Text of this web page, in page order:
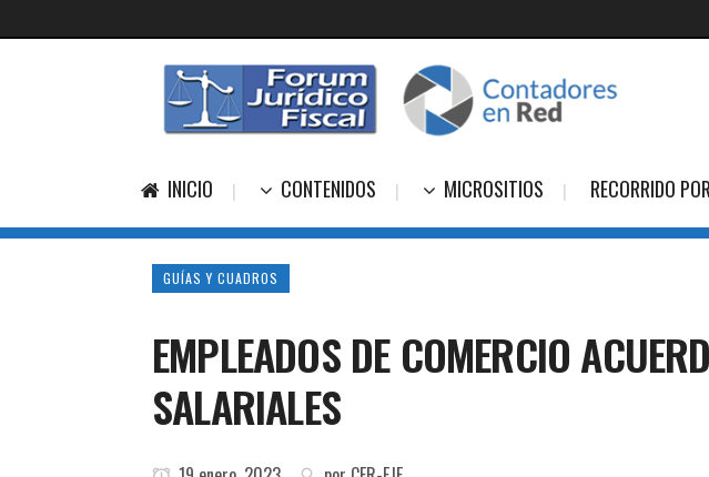
INICIO CONTENIDOS MICROSITIOS RECORRIDO
GUÍAS Y CUADROS
EMPLEADOS DE COMERCIO
SALARIALES